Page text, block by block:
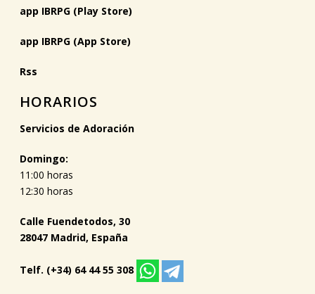
app IBRPG (Play Store)
app IBRPG (App Store)
Rss
HORARIOS
Servicios de Adoración
Domingo:
11:00 horas
12:30 horas
Calle Fuendetodos, 30
28047 Madrid, España
Telf. (+34) 64 44 55 308